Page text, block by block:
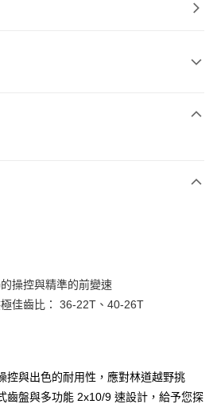
華泰商業銀行
遠東國際商業銀行
兆豐國際商業銀行
華泰商業銀行
中國信託商業銀行
操控與精準的前變速
佳齒比： 36-22T、40-26T
控與出色的耐用性，應對林道越野挑
齒盤與多功能 2x10/9 速設計，給予您探